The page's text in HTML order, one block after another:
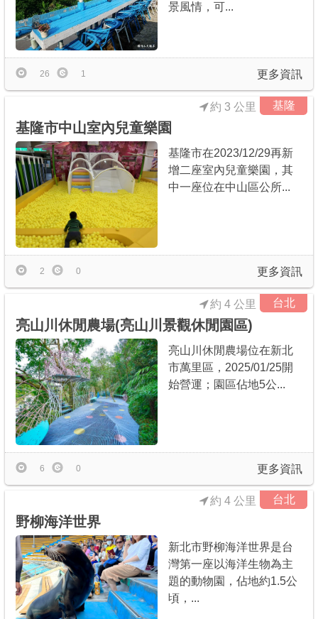
景風情，可...
更多資訊
26 1
基隆
約 3 公里
基隆市中山室內兒童樂園
基隆市在2023/12/29再新
增二座室內兒童樂園，其
中一座位在中山區公所...
更多資訊
2 0
台北
約 4 公里
亮山川休閒農場(亮山川景觀休閒園區)
亮山川休閒農場位在新北
市萬里區，2025/01/25開
始營運；園區佔地5公...
更多資訊
6 0
台北
約 4 公里
野柳海洋世界
新北市野柳海洋世界是台
灣第一座以海洋生物為主
題的動物園，佔地約1.5公
頃，...